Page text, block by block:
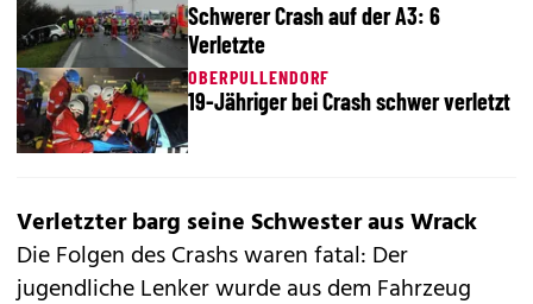
Schwerer Crash auf der A3: 6
Verletzte
OBERPULLENDORF
19-Jähriger bei Crash schwer verletzt
Verletzter barg seine Schwester aus Wrack
Die Folgen des Crashs ­waren fatal: Der
jugendliche Lenker wurde aus dem Fahrzeug